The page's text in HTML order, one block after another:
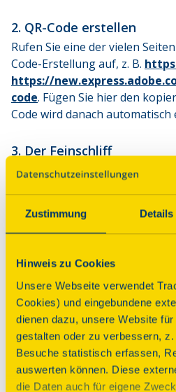
Zustimmung Details
Hinweis zu Cookies
Unsere Webseite verwendet
Cookies) und eingebundene
dienen dazu, unsere Website
gestalten oder zu verbessern,
Besuche statistisch erfassen,
auswerten können. Diese
die Daten auch für eigene
2. QR-Code erstellen
Rufen Sie eine der vielen
Code-Erstellung auf, z. B.
https://
code. Fügen Sie hier den
Code wird danach automatisch
3. Der Feinschliff
Oftmals können Sie das
Wünschen anpassen und z. B.
Farben wählen. Wichtig: Damit
problemlos gescannt werden
Kontrast auf neutralem,
oder Dunkelblau für Ihren
Dunkelblau des Tags des
verwenden möchten, geben
folgenden Farbcode ein:
4. Die Verbreitung
Laden Sie den fertigen Code